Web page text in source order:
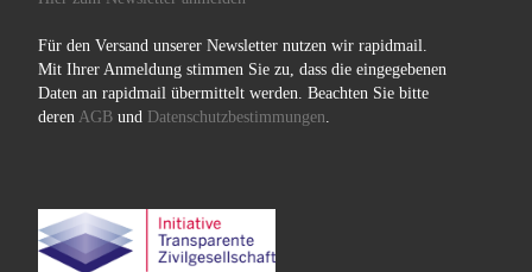
Für den Versand unserer Newsletter nutzen wir rapidmail.
Mit Ihrer Anmeldung stimmen Sie zu, dass die eingegebenen
Daten an rapidmail übermittelt werden. Beachten Sie bitte
deren AGBund Datenschutzbestimmungen